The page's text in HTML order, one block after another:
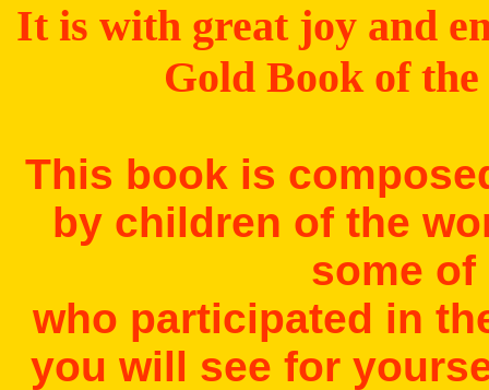
It is with great joy and
Gold Book of
This book is
by children of the
some of
who participated in
you will see for